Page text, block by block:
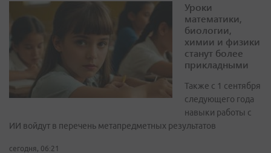
Уроки
математики,
биологии,
химии и физики
станут более
прикладными
Также с 1 сентября
следующего года
навыки работы с
ИИ войдут в перечень метапредметных результатов
сегодня, 06:21